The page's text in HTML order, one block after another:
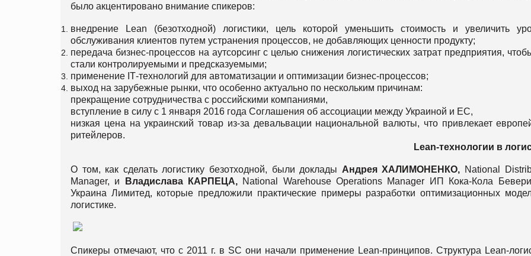
было акцентировано внимание спикеров:
внедрение Lean (безотходной) логистики, цель которой уменьшить стоимость и увеличить
обслуживания клиентов путем устранения процессов, не добавляющих ценности продукту;
передача бизнес-процессов на аутсорсинг с целью снижения логистических затрат предприятия,
стали контролируемыми и предсказуемыми;
применение IТ-технологий для автоматизации и оптимизации бизнес-процессов;
выход на зарубежные рынки, что особенно актуально по нескольким причинам:
прекращение сотрудничества с российскими компаниями,
вступление в силу с 1 января 2016 года Соглашения об ассоциации между Украиной и ЕС,
низкая цена на украинский товар из-за девальвации национальной валюты, что привлекает
ритейлеров.
Lean-технологии в
О том, как сделать логистику безотходной, были доклады АндреяХАЛИМОНЕНКО, National
Manager, и
Владислава КАРПЕЦА, National Warehouse Operations Manager ИП Кока-Кола
Украина Лимитед, которые предложили практические примеры разработки оптимизационных
логистике.
Спикеры отмечают, что с 2011 г. в SC они начали применение Lean-принципов. Структура Lean-